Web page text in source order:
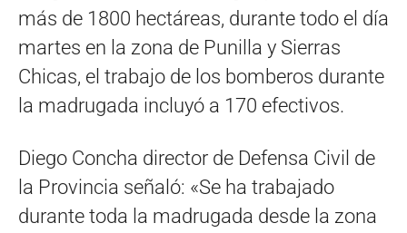
más de 1800 hectáreas, durante todo el día
martes en la zona de Punilla y Sierras
Chicas, el trabajo de los bomberos durante
la madrugada incluyó a 170 efectivos.
Diego Concha director de Defensa Civil de
la Provincia señaló: «Se ha trabajado
durante toda la madrugada desde la zona